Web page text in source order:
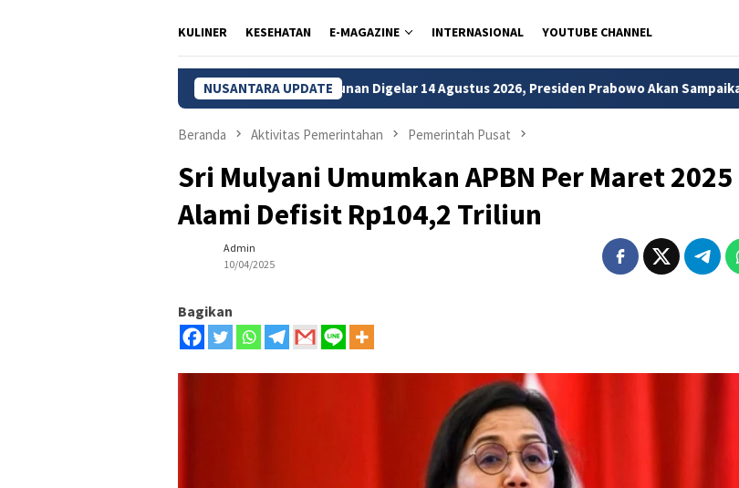
KULINER KESEHATAN E-MAGAZINE INTERNASIONAL YOUTUBE CHANNEL
NUSANTARA UPDATE
MPR Tetapkan Sidang Tahunan Digelar 14 Agustus 2026, Presiden Prabowo Akan Sampaikan Pidato Kenegaraan
Beranda Aktivitas Pemerintahan Pemerintah Pusat
Sri Mulyani Umumkan APBN Per Maret 2025
Alami Defisit Rp104,2 Triliun
Admin
10/04/2025
Bagikan